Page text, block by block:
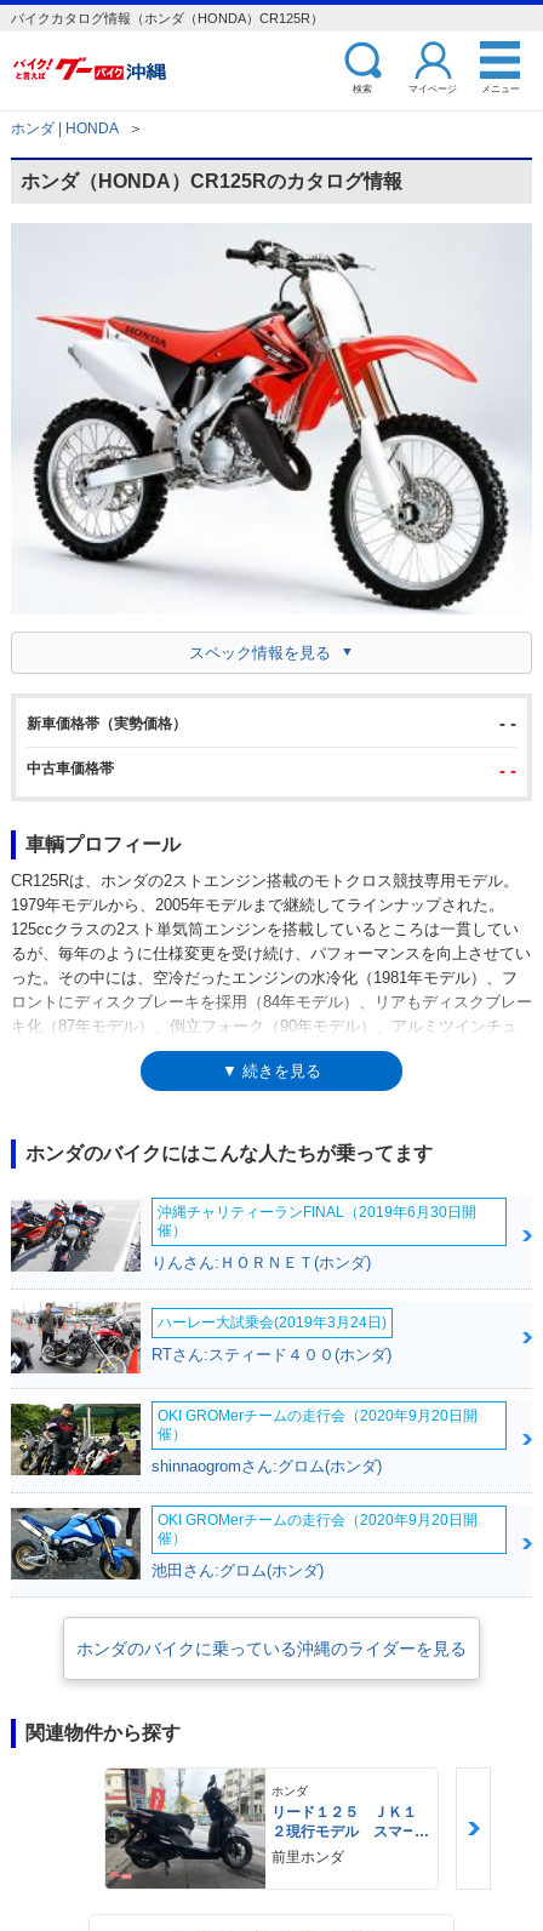
バイクカタログ情報（ホンダ（HONDA）CR125R）
検索 マイページ メニュー
ホンダ | HONDA ＞
ホンダ（HONDA）CR125Rのカタログ情報
スペック情報を見る
新車価格帯（実勢価格） - -
中古車価格帯 - -
車輌プロフィール
CR125Rは、ホンダの2ストエンジン搭載のモトクロス競技専用モデル。
1979年モデルから、2005年モデルまで継続してラインナップされた。
125ccクラスの2スト単気筒エンジンを搭載しているところは一貫してい
るが、毎年のように仕様変更を受け続け、パフォーマンスを向上させてい
った。その中には、空冷だったエンジンの水冷化（1981年モデル）、フ
ロントにディスクブレーキを採用（84年モデル）、リアもディスクブレー
キ化（87年モデル）、倒立フォーク（90年モデル）、アルミツインチュ
ーブフレーム採用と5速ミッション化（98年モデル）など数々のトピック
スが存在した。前身モデルは、エルシノアCR125M（1970年-）で、後継
後継モデルとして差し支えなかった。※CR125Rは競技専用車であり、ナ
ンバーを取得して公道を走行することはできない。
▼ 続きを見る
ホンダのバイクにはこんな人たちが乗ってます
沖縄チャリティーランFINAL（2019年6月30日開
催）
りんさん:ＨＯＲＮＥＴ(ホンダ)
ハーレー大試乗会(2019年3月24日)
RTさん:スティード４００(ホンダ)
OKI GROMerチームの走行会（2020年9月20日開
催）
shinnaogromさん:グロム(ホンダ)
OKI GROMerチームの走行会（2020年9月20日開
催）
池田さん:グロム(ホンダ)
ホンダのバイクに乗っている沖縄のライダーを見る
関連物件から探す
ホンダ
リード１２５ ＪＫ１
２現行モデル スマー
トキー ＬＥＤヘッド
ライト Ｔｙｐｅ−Ｃ
前里ホンダ